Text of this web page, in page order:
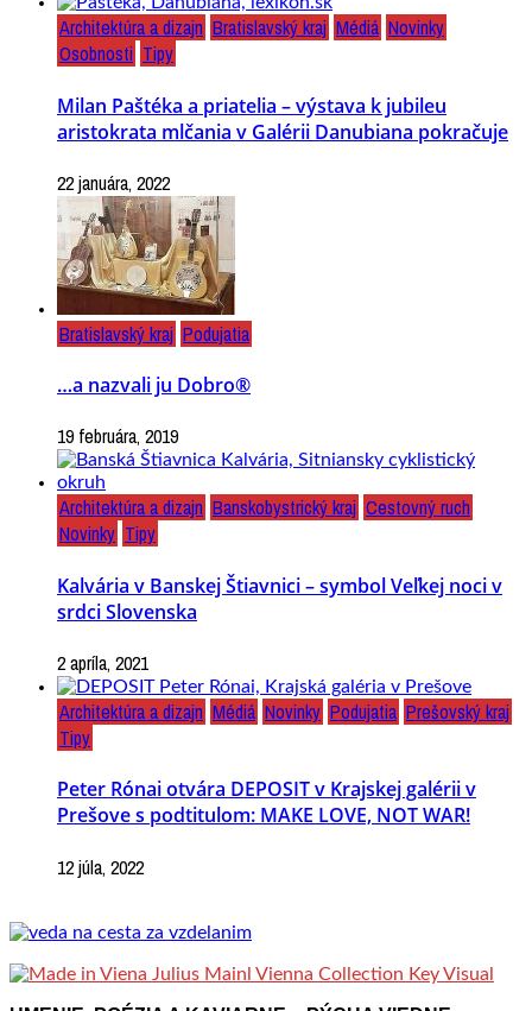
Architektúra a dizajn Bratislavský kraj Médiá Novinky
Osobnosti Tipy
Milan Paštéka a priatelia – výstava k jubileu
aristokrata mlčania v Galérii Danubiana pokračuje
22 januára, 2022
Bratislavský kraj Podujatia
…a nazvali ju Dobro®
19 februára, 2019
Architektúra a dizajn Banskobystrický kraj Cestovný ruch
Novinky Tipy
Kalvária v Banskej Štiavnici – symbol Veľkej noci v
srdci Slovenska
2 apríla, 2021
Architektúra a dizajn Médiá Novinky Podujatia Prešovský kraj
Tipy
Peter Rónai otvára DEPOSIT v Krajskej galérii v
Prešove s podtitulom: MAKE LOVE, NOT WAR!
12 júla, 2022